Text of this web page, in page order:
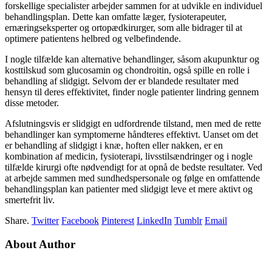
forskellige specialister arbejder sammen for at udvikle en individuel
behandlingsplan. Dette kan omfatte læger, fysioterapeuter,
ernæringseksperter og ortopædkirurger, som alle bidrager til at
optimere patientens helbred og velbefindende.
I nogle tilfælde kan alternative behandlinger, såsom akupunktur og
kosttilskud som glucosamin og chondroitin, også spille en rolle i
behandling af slidgigt. Selvom der er blandede resultater med
hensyn til deres effektivitet, finder nogle patienter lindring gennem
disse metoder.
Afslutningsvis er slidgigt en udfordrende tilstand, men med de rette
behandlinger kan symptomerne håndteres effektivt. Uanset om det
er behandling af slidgigt i knæ, hoften eller nakken, er en
kombination af medicin, fysioterapi, livsstilsændringer og i nogle
tilfælde kirurgi ofte nødvendigt for at opnå de bedste resultater. Ved
at arbejde sammen med sundhedspersonale og følge en omfattende
behandlingsplan kan patienter med slidgigt leve et mere aktivt og
smertefrit liv.
Share. Twitter Facebook Pinterest LinkedIn Tumblr Email
About Author